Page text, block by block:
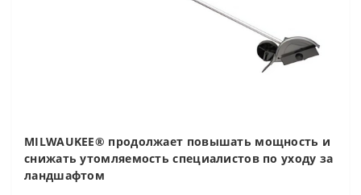
MILWAUKEE® продолжает повышать мощность и
снижать утомляемость специалистов по уходу за
ландшафтом